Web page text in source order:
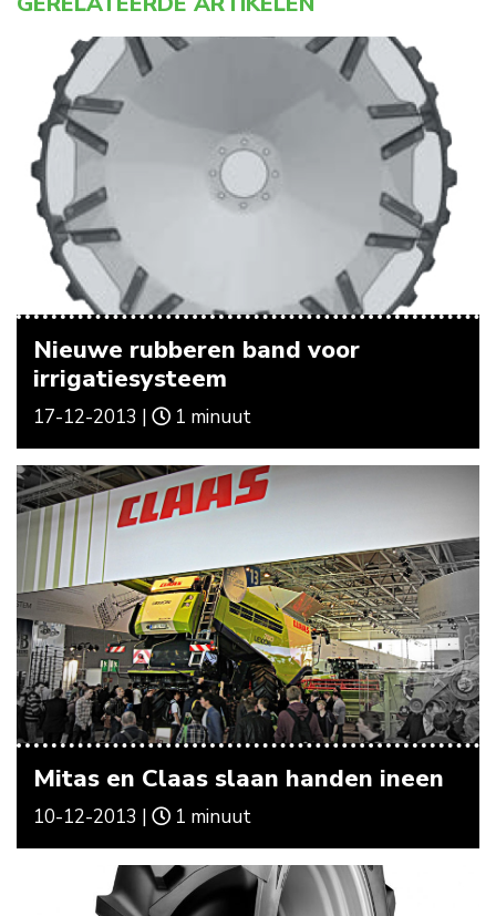
Nieuwe rubberen band voor
irrigatiesysteem
17-12-2013 | 1 minuut
Mitas en Claas slaan handen ineen
10-12-2013 | 1 minuut